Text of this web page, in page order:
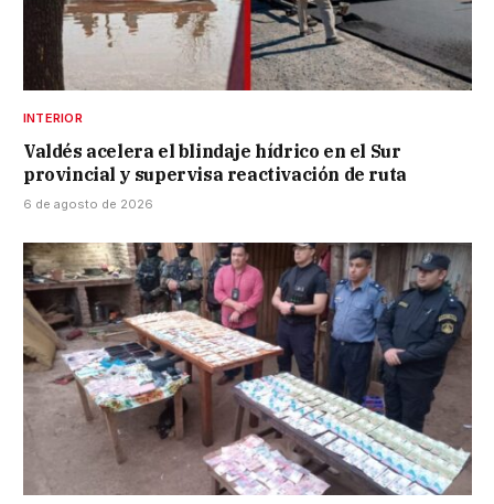
INTERIOR
Valdés acelera el blindaje hídrico en el Sur
provincial y supervisa reactivación de ruta
6 de agosto de 2026